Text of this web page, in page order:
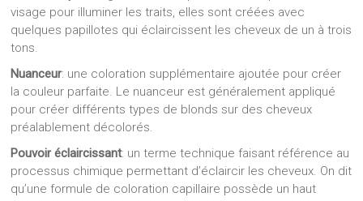
visage pour illuminer les traits, elles sont créées avec
quelques papillotes qui éclaircissent les cheveux de un à trois
tons.
Nuanceur: une coloration supplémentaire ajoutée pour créer
la couleur parfaite. Le nuanceur est généralement appliqué
pour créer différents types de blonds sur des cheveux
préalablement décolorés.
Pouvoir éclaircissant: un terme technique faisant référence au
processus chimique permettant d’éclaircir les cheveux. On dit
qu’une formule de coloration capillaire possède un haut